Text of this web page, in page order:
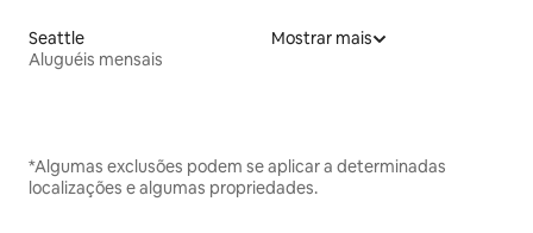
Seattle
Aluguéis mensais
Mostrar mais
*Algumas exclusões podem se aplicar a determinadas
localizações e algumas propriedades.